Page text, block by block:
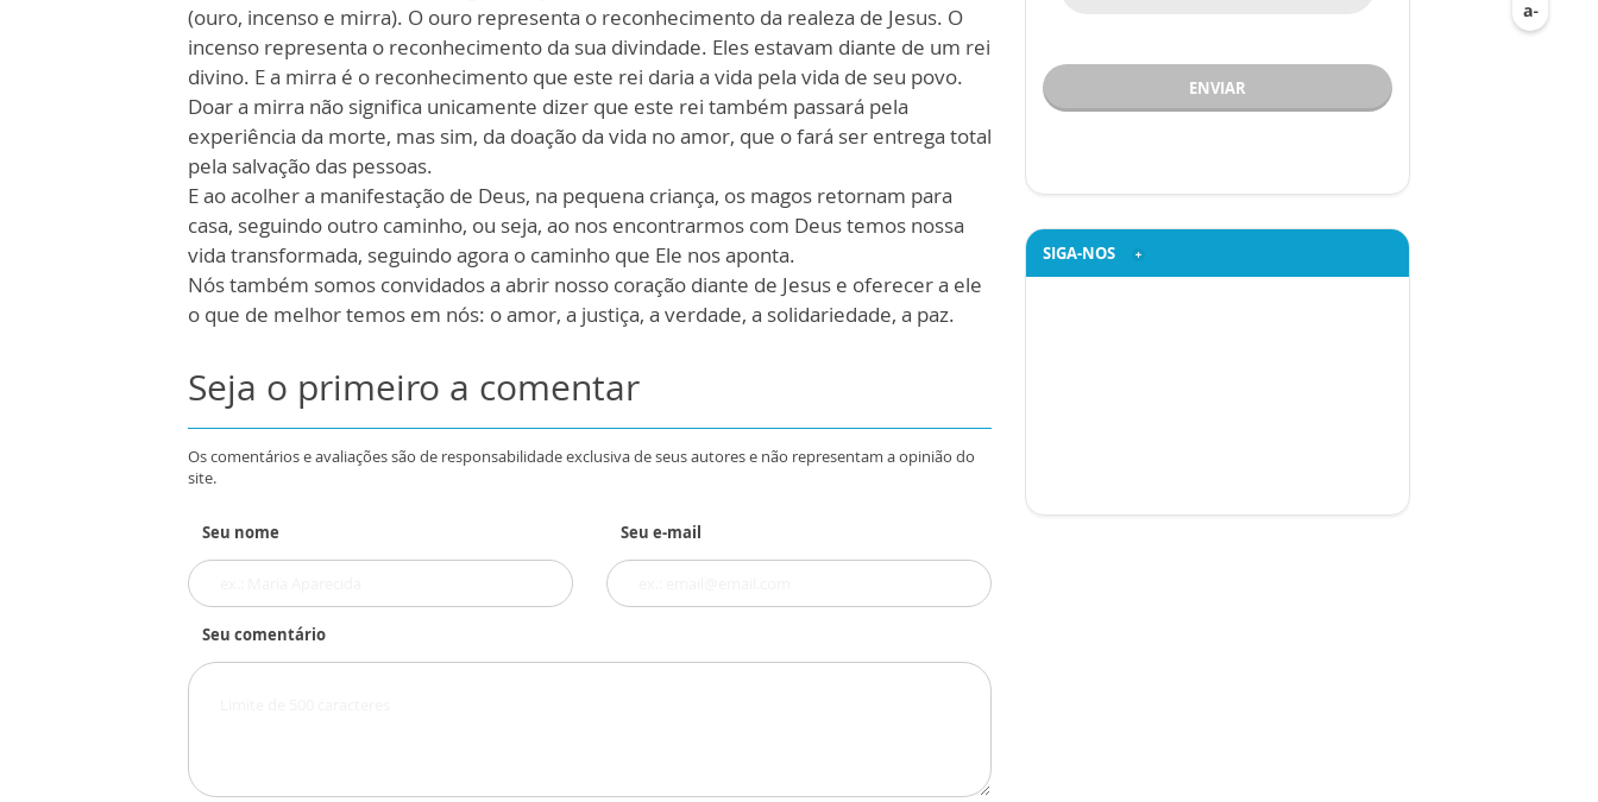
(ouro, incenso e mirra). O ouro representa o reconhecimento da realeza de Jesus. O
incenso representa o reconhecimento da sua divindade. Eles estavam diante de um rei
divino. E a mirra é o reconhecimento que este rei daria a vida pela vida de seu povo.
Doar a mirra não significa unicamente dizer que este rei também passará pela
experiência da morte, mas sim, da doação da vida no amor, que o fará ser entrega total
pela salvação das pessoas.
E ao acolher a manifestação de Deus, na pequena criança, os magos retornam para
casa, seguindo outro caminho, ou seja, ao nos encontrarmos com Deus temos nossa
vida transformada, seguindo agora o caminho que Ele nos aponta.
Nós também somos convidados a abrir nosso coração diante de Jesus e oferecer a ele
o que de melhor temos em nós: o amor, a justiça, a verdade, a solidariedade, a paz.
Seja o primeiro a comentar
Os comentários e avaliações são de responsabilidade exclusiva de seus autores e não representam a opinião do
site.
Seu nome Seu e-mail
Seu comentário
ENVIAR
SIGA-NOS